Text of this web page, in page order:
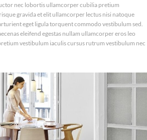
nec lobortis ullamcorper cubilia pretium
gravida et elit ullamcorper lectus nisi natoque
eget ligula torquent commodo vestibulum sed.
eleifend egestas nullam ullamcorper eros leo
vestibulum iaculis cursus rutrum vestibulum nec